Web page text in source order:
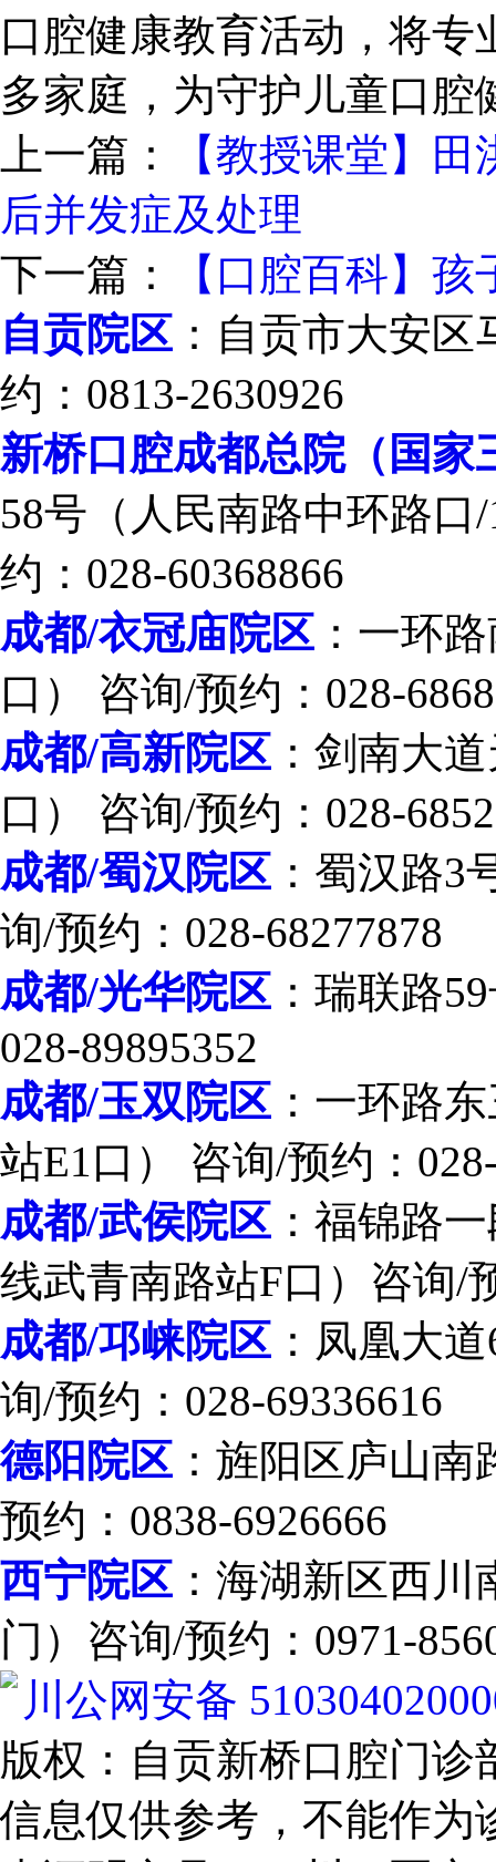
口腔健康教育活动，将
多家庭，为守护儿童口
上一篇：
【教授课堂】
后并发症及处理
下一篇：
【口腔百科】
自贡院区 ：自贡市大安
约：0813-2630926
新桥口腔成都总院（国家
58号（人民南路中环路
约：028-60368866
成都/衣冠庙院区 ：一环
口） 咨询/预约：028-
成都/高新院区 ：剑南大
口） 咨询/预约：028-
成都/蜀汉院区 ：蜀汉路3
询/预约：028-68277878
成都/光华院区 ：瑞联路
028-89895352
成都/玉双院区 ：一环路
站E1口） 咨询/预约：
成都/武侯院区 ：福锦路
线武青南路站F口）咨询/
成都/邛崃院区 ：凤凰大
询/预约：028-69336616
德阳院区 ：旌阳区庐山
预约：0838-6926666
西宁院区 ：海湖新区西
门）咨询/预约：0971-
川公网安备
版权：自贡新桥口腔门诊
信息仅供参考，不能作